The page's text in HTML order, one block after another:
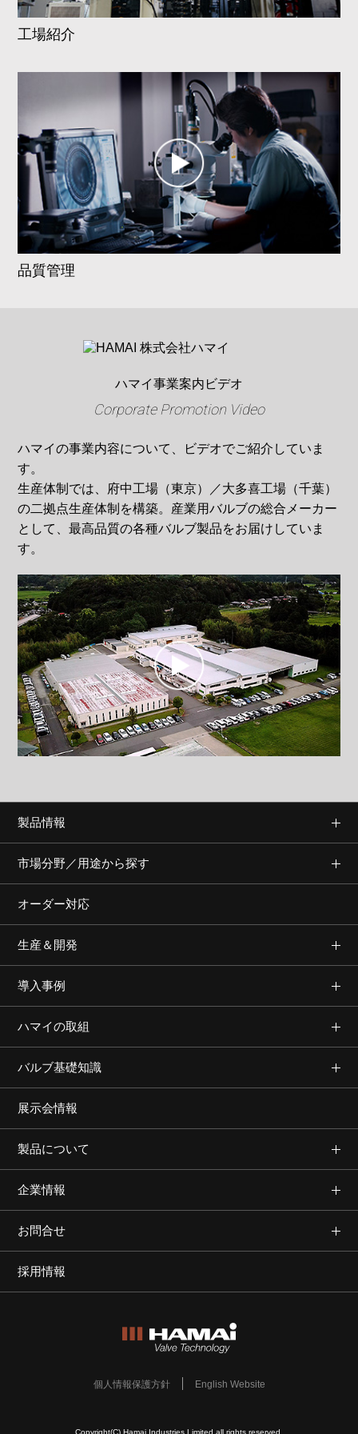
工場紹介
品質管理
ハマイ事業案内ビデオ
ハマイの事業内容について、ビデオでご紹介していま
す。
生産体制では、府中工場（東京）／大多喜工場（千葉）
の二拠点生産体制を構築。産業用バルブの総合メーカー
として、最高品質の各種バルブ製品をお届けしていま
す。
製品情報
市場分野／用途から探す
オーダー対応
生産＆開発
導入事例
ハマイの取組
バルブ基礎知識
展示会情報
製品について
企業情報
お問合せ
採用情報
個人情報保護方針 English Website
Copyright(C) Hamai Industries Limited all rights reserved.